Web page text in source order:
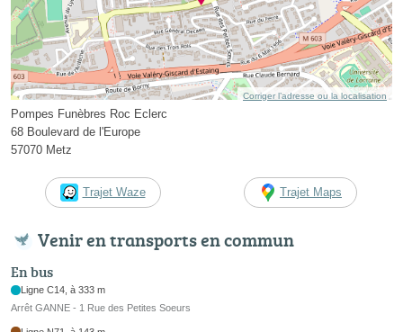
Corriger l’adresse ou la localisation
Pompes Funèbres Roc Eclerc
68 Boulevard de l'Europe
57070 Metz
Trajet Waze Trajet Maps
Venir en transports en commun
En bus
Ligne C14, à 333 m
Arrêt GANNE - 1 Rue des Petites Soeurs